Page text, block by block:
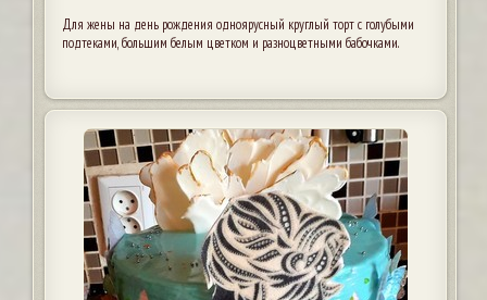
Для жены на день рождения одноярусный круглый торт с голубыми
подтеками, большим белым цветком и разноцветными бабочками.